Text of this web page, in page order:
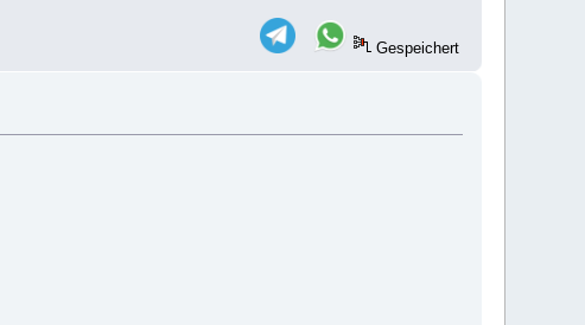
Gespeichert